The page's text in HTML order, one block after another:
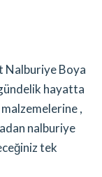
Nalburiye Boya
hayatta
,
nalburiye
tek